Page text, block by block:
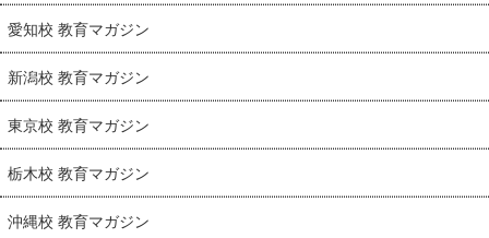
愛知校 教育マガジン
新潟校 教育マガジン
東京校 教育マガジン
栃木校 教育マガジン
沖縄校 教育マガジン